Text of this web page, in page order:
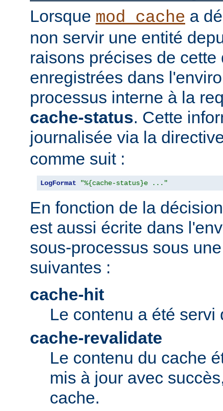
Lorsque mod_cache a
non servir une entité
raisons précises de cette
enregistrées dans
processus interne à la
cache-status. Cette
journalisée via la
comme suit :
LogFormat "%{cache-status}e ..."
En fonction de la
est aussi écrite dans
sous-processus sous
suivantes :
cache-hit
Le contenu a été servi
cache-revalidate
Le contenu du cache
mis à jour avec
cache.